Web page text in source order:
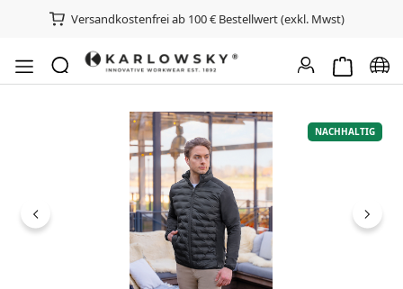
Versandkostenfrei ab 100 € Bestellwert (exkl. Mwst)
Bildergalerie überspringen
NACHHALTIG